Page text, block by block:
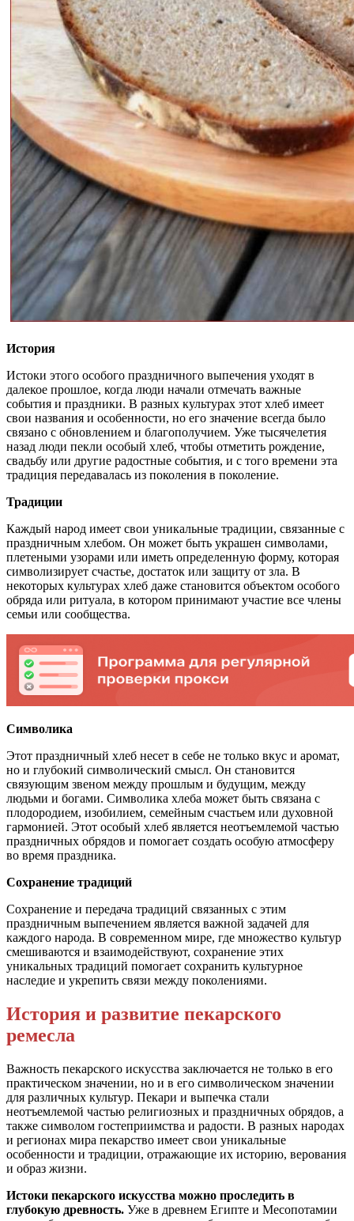
История
Истоки этого особого праздничного выпечения уходят в
далекое прошлое, когда люди начали отмечать важные
события и праздники. В разных культурах этот хлеб имеет
свои названия и особенности, но его значение всегда было
связано с обновлением и благополучием. Уже тысячелетия
назад люди пекли особый хлеб, чтобы отметить рождение,
свадьбу или другие радостные события, и с того времени эта
традиция передавалась из поколения в поколение.
Традиции
Каждый народ имеет свои уникальные традиции, связанные с
праздничным хлебом. Он может быть украшен символами,
плетеными узорами или иметь определенную форму, которая
символизирует счастье, достаток или защиту от зла. В
некоторых культурах хлеб даже становится объектом особого
обряда или ритуала, в котором принимают участие все члены
семьи или сообщества.
Символика
Этот праздничный хлеб несет в себе не только вкус и аромат,
но и глубокий символический смысл. Он становится
связующим звеном между прошлым и будущим, между
людьми и богами. Символика хлеба может быть связана с
плодородием, изобилием, семейным счастьем или духовной
гармонией. Этот особый хлеб является неотъемлемой частью
праздничных обрядов и помогает создать особую атмосферу
во время праздника.
Сохранение традиций
Сохранение и передача традиций связанных с этим
праздничным выпечением является важной задачей для
каждого народа. В современном мире, где множество культур
смешиваются и взаимодействуют, сохранение этих
уникальных традиций помогает сохранить культурное
наследие и укрепить связи между поколениями.
История и развитие пекарского
ремесла
Важность пекарского искусства заключается не только в его
практическом значении, но и в его символическом значении
для различных культур. Пекари и выпечка стали
неотъемлемой частью религиозных и праздничных обрядов, а
также символом гостеприимства и радости. В разных народах
и регионах мира пекарство имеет свои уникальные
особенности и традиции, отражающие их историю, верования
и образ жизни.
Истоки пекарского искусства можно проследить в
глубокую древность. Уже в древнем Египте и Месопотамии